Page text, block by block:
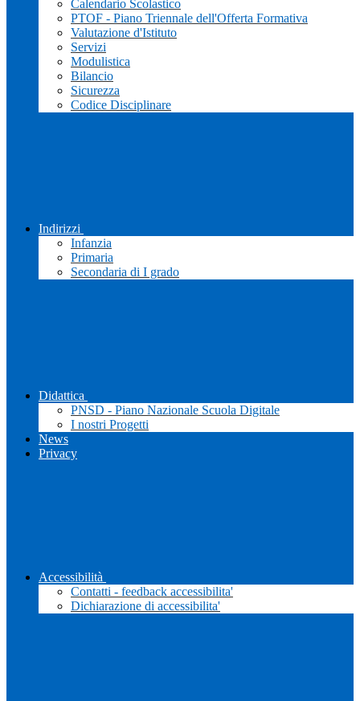
Calendario Scolastico
PTOF - Piano Triennale dell'Offerta Formativa
Valutazione d'Istituto
Servizi
Modulistica
Bilancio
Sicurezza
Codice Disciplinare
Indirizzi
Infanzia
Primaria
Secondaria di I grado
Didattica
PNSD - Piano Nazionale Scuola Digitale
I nostri Progetti
News
Privacy
Accessibilità
Contatti - feedback accessibilita'
Dichiarazione di accessibilita'